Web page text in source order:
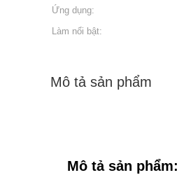
Ứng dụng:
Làm nổi bật:
Mô tả sản phẩm
Mô tả sản phẩm: